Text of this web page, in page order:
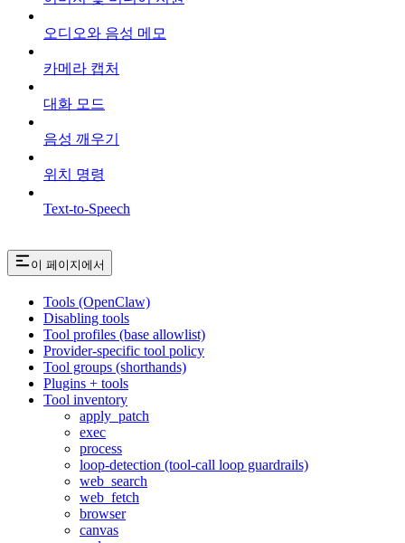
오디오와 음성 메모
카메라 캡처
대화 모드
음성 깨우기
위치 명령
Text-to-Speech
이 페이지에서
Tools (OpenClaw)
Disabling tools
Tool profiles (base allowlist)
Provider-specific tool policy
Tool groups (shorthands)
Plugins + tools
Tool inventory
apply_patch
exec
process
loop-detection (tool-call loop guardrails)
web_search
web_fetch
browser
canvas